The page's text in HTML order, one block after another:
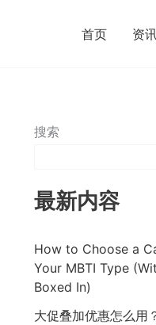
首页 资
搜索
最新内容
How to Choose a
Your MBTI Type
Boxed In)
大促叠加优惠怎么用